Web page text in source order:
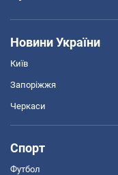
Новини України
Київ
Запоріжжя
Черкаси
Спорт
Футбол